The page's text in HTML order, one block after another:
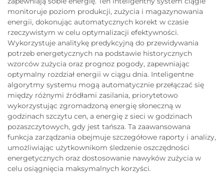
monitoruje poziom produkcji, zużycia i magazynowania
energii, dokonując automatycznych korekt w czasie
rzeczywistym w celu optymalizacji efektywności.
Wykorzystuje analitykę predykcyjną do przewidywania
potrzeb energetycznych na podstawie historycznych
wzorców zużycia oraz prognoz pogody, zapewniając
optymalny rozdział energii w ciągu dnia. Inteligentne
algorytmy systemu mogą automatycznie przełączać się
między różnymi źródłami zasilania, priorytetowo
wykorzystując zgromadzoną energię słoneczną w
godzinach szczytu cen, a energię z sieci w godzinach
pozaszczytowych, gdy jest tańsza. Ta zaawansowana
funkcja zarządzania obejmuje szczegółowe raporty i analizy,
umożliwiając użytkownikom śledzenie oszczędności
energetycznych oraz dostosowanie nawyków zużycia w
celu osiągnięcia maksymalnych korzyści.